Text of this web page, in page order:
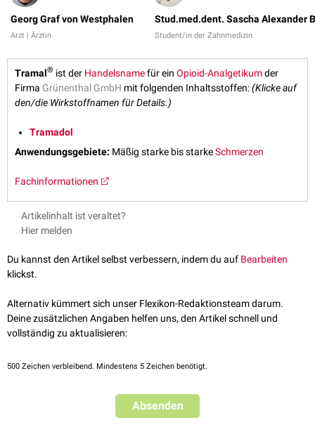
Georg Graf von Westphalen
Arzt | Ärztin
Stud.med.dent. Sascha Alexander
Student/in der Zahnmedizin
Tramal® ist der Handelsnamefür ein Opioid-Analgetikumder
Firma Grünenthal GmbH mit folgenden Inhaltsstoffen:(Klicke auf
den/die Wirkstoffnamen für Details.)
Tramadol
Anwendungsgebiete: Mäßig starke bis starkeSchmerzen
Fachinformationen
Artikelinhalt ist veraltet?
Hier melden
Du kannst den Artikel selbst verbessern, indem du auf Bearbeiten
klickst.
Alternativ kümmert sich unser Flexikon-Redaktionsteam darum.
Deine zusätzlichen Angaben helfen uns, den Artikel schnell und
vollständig zu aktualisieren:
500 Zeichen verbleibend. Mindestens 5 Zeichen benötigt.
Absenden